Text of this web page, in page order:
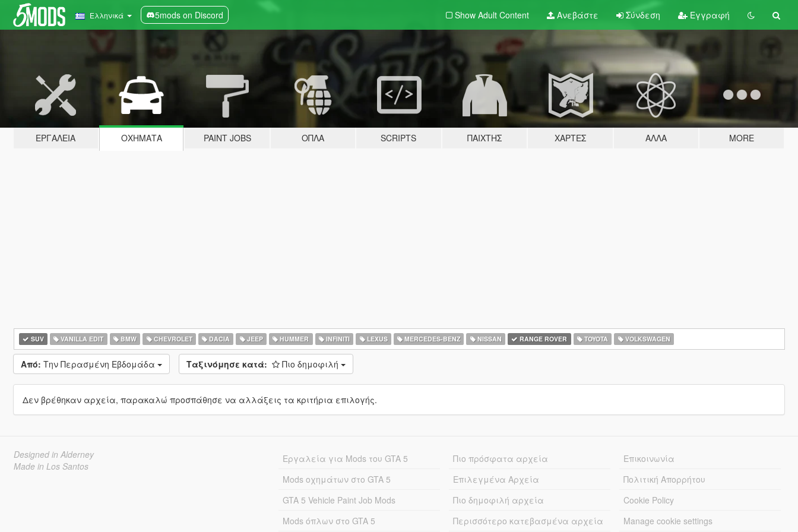
Ελληνικά 5mods on Discord Show Adult Content Ανεβάστε Σύνδεση Εγγραφή
ΕΡΓΑΛΕΊΑ ΟΧΉΜΑΤΑ PAINT JOBS ΌΠΛΑ SCRIPTS ΠΑΊΧΤΗΣ ΧΆΡΤΕΣ ΆΛΛΑ MORE
SUV VANILLA EDIT BMW CHEVROLET DACIA JEEP HUMMER INFINITI LEXUS MERCEDES-BENZ NISSAN RANGE ROVER TOYOTA VOLKSWAGEN
Από: Την Περασμένη Εβδομάδα Ταξινόμησε κατά: Πιο δημοφιλή
Δεν βρέθηκαν αρχεία, παρακαλώ προσπάθησε να αλλάξεις τα κριτήρια επιλογής.
Designed in Alderney
Made in Los Santos
Εργαλεία για Mods του GTA 5
Mods οχημάτων στο GTA 5
GTA 5 Vehicle Paint Job Mods
Mods όπλων στο GTA 5
Πιο πρόσφατα αρχεία
Επιλεγμένα Αρχεία
Πιο δημοφιλή αρχεία
Περισσότερο κατεβασμένα αρχεία
Επικοινωνία
Πολιτική Απορρήτου
Cookie Policy
Manage cookie settings